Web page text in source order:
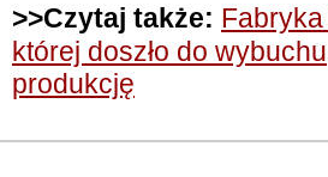
>>Czytaj także:
której doszło do
produkcję